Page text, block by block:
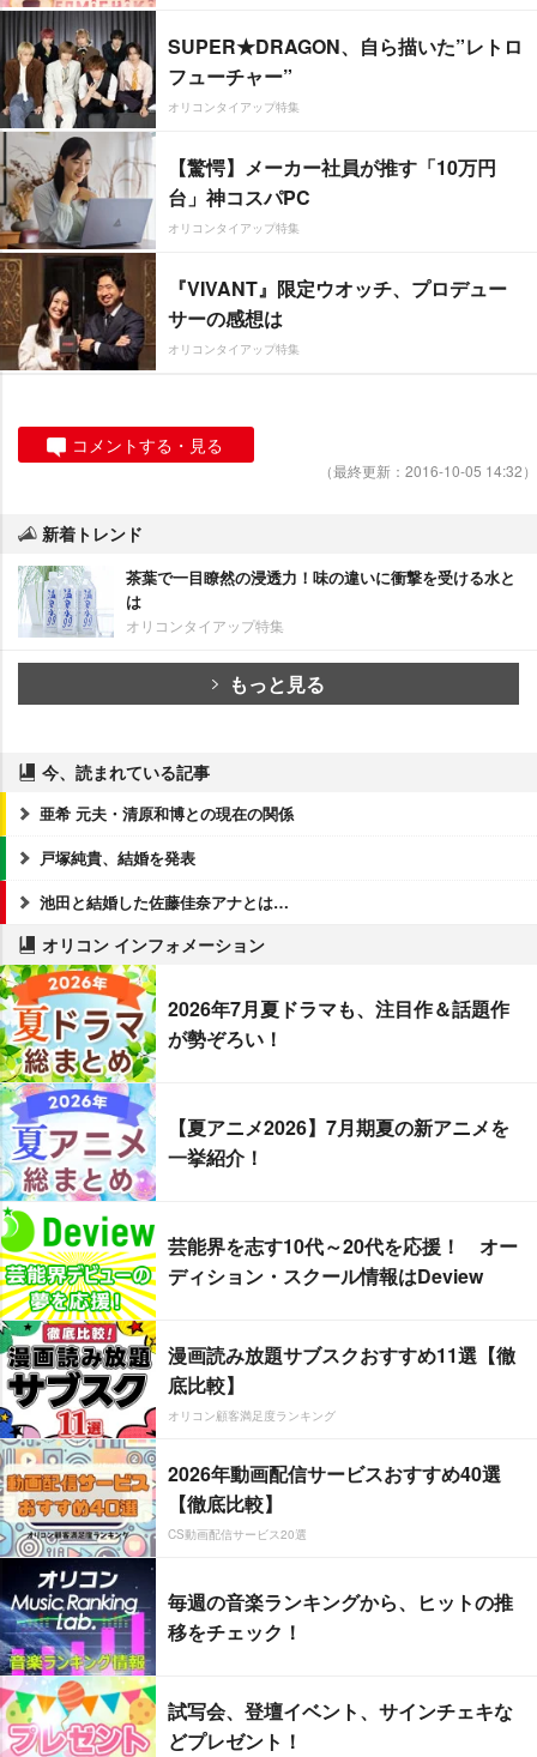
SUPER★DRAGON、自ら描いた”レトロ
フューチャー”
オリコンタイアップ特集
【驚愕】メーカー社員が推す「10万円
台」神コスパPC
オリコンタイアップ特集
『VIVANT』限定ウオッチ、プロデュー
サーの感想は
オリコンタイアップ特集
コメントする・見る
（最終更新：2016-10-05 14:32）
新着トレンド
茶葉で一目瞭然の浸透力！味の違いに衝撃を受ける水と
は
オリコンタイアップ特集
もっと見る
今、読まれている記事
亜希 元夫・清原和博との現在の関係
戸塚純貴、結婚を発表
池田と結婚した佐藤佳奈アナとは…
オリコン インフォメーション
2026年7月夏ドラマも、注目作＆話題作
が勢ぞろい！
【夏アニメ2026】7月期夏の新アニメを
一挙紹介！
芸能界を志す10代～20代を応援！ オー
ディション・スクール情報はDeview
漫画読み放題サブスクおすすめ11選【徹
底比較】
オリコン顧客満足度ランキング
2026年動画配信サービスおすすめ40選
【徹底比較】
CS動画配信サービス20選
毎週の音楽ランキングから、ヒットの推
移をチェック！
試写会、登壇イベント、サインチェキな
どプレゼント！